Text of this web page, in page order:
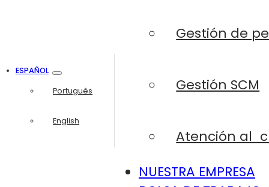
Gestión de
Gestión SCM
Atención al
NUESTRA EMPRESA
ESPAÑOL
Português
English